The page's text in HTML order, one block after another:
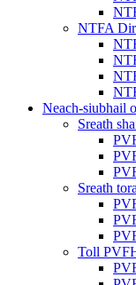
NTFA
Neach-siubhail
Sreath
Sreath
Toll